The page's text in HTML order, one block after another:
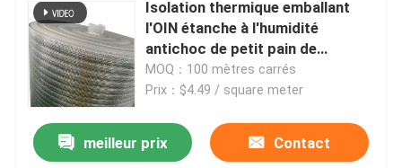
Isolation thermique emballant
l'OIN étanche à l'humidité
antichoc de petit pain de
mousse d'EPE
MOQ：100 mètres carrés
Prix：$4.49 / square meter
meilleur prix Contact